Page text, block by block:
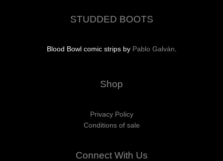
STUDDED BOOTS
Blood Bowl comic strips by Pablo Galván.
Shop
Privacy Policy
Conditions of sale
Connect With Us